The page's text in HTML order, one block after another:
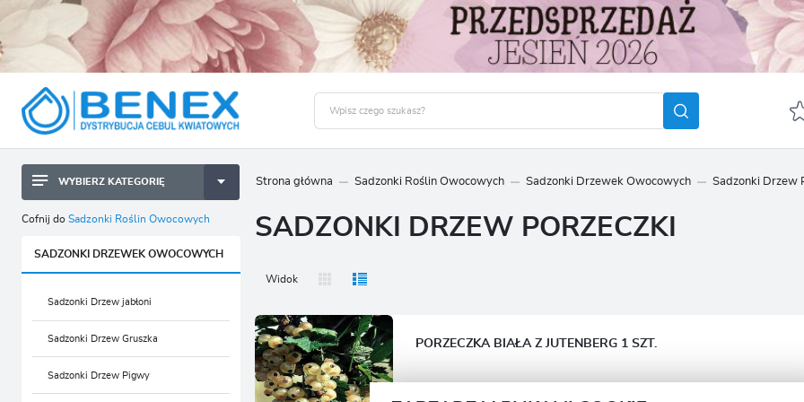
BYLINY SADZONKI BULWY
CEBULKI KWIATOWE
CEBULA DYMKA
CEBULKI I SADZONKI WARZYW
SADZONKI TRAW OZDOBNYCH
ZALOGUJ SIĘ
podgląd statusu
WYBIERZ KATEGORIĘ
BYLINY SADZONKI BULWY
NASIONA
CEBULA DYMKA
CEBULKI I SADZONKI WARZYW
Strona główna Sadzonki Roślin Owocowych Sadzonki Drzewek Owocowych Sadzonki Drzew
Cofnij doSadzonki Roślin Owocowych
SADZONKI DRZEWEK OWOCOWYCH
Sadzonki Drzew jabłoni
Sadzonki Drzew Gruszka
Sadzonki Drzew Pigwy
SADZONKI DRZEW PORZECZKI
Widok
PORZECZKA BIAŁA Z JUTENBERG 1 SZT.